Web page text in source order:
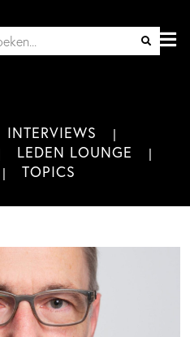
INTERVIEWS
LEDEN LOUNGE
TOPICS